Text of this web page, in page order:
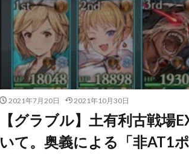
2021年7月20日 2021年10月30日
【グラブル】土有利古戦場
いて。奥義による「非AT1